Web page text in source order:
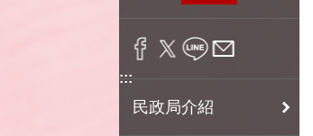
:::
民政局介紹